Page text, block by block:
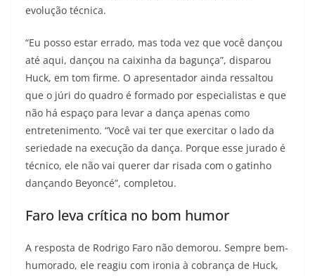
evolução técnica.
“Eu posso estar errado, mas toda vez que você dançou
até aqui, dançou na caixinha da bagunça”, disparou
Huck, em tom firme. O apresentador ainda ressaltou
que o júri do quadro é formado por especialistas e que
não há espaço para levar a dança apenas como
entretenimento. “Você vai ter que exercitar o lado da
seriedade na execução da dança. Porque esse jurado é
técnico, ele não vai querer dar risada com o gatinho
dançando Beyoncé”, completou.
Faro leva crítica no bom humor
A resposta de Rodrigo Faro não demorou. Sempre bem-
humorado, ele reagiu com ironia à cobrança de Huck,